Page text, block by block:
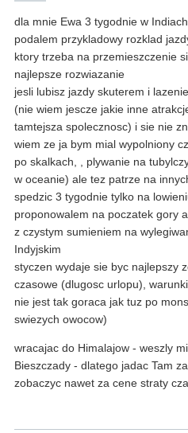
dla mnie Ewa 3 tygodnie w
podalem przykladowy rozklad
ktory trzeba na przemieszczenie
najlepsze rozwiazanie
jesli lubisz jazdy skuterem i
(nie wiem jescze jakie inne
tamtejsza spolecznosc) i sie nie
wiem ze ja bym mial wypolniony
po skalkach, , plywanie na
w oceanie) ale tez patrze na
spedzic 3 tygodnie tylko na
proponowalem na poczatek gory
z czystym sumieniem na
Indyjskim
styczen wydaje sie byc najlepszy
czasowe (dlugosc urlopu),
nie jest tak goraca jak tuz po
swiezych owocow)
wracajac do Himalajow - weszly
Bieszczady - dlatego jadac Tam
zobaczyc nawet za cene straty